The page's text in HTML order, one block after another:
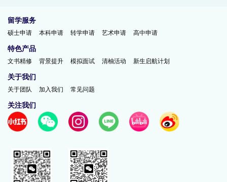
北卡教堂山启动史上最大扩建，扩招5,000名本科生！
留学服务
硕士申请 本科申请 转学申请 艺术申请 高中申请
特色产品
文书精修 背景提升 模拟面试 清柚活动 新生启航计划
关于我们
关于团队 加入我们 常见问题
关注我们